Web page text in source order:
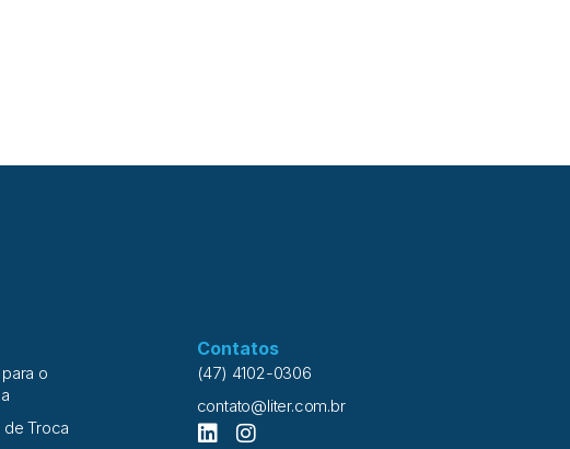
o
de Troca
Contatos
(47) 4102-0306
contato@liter.com.br